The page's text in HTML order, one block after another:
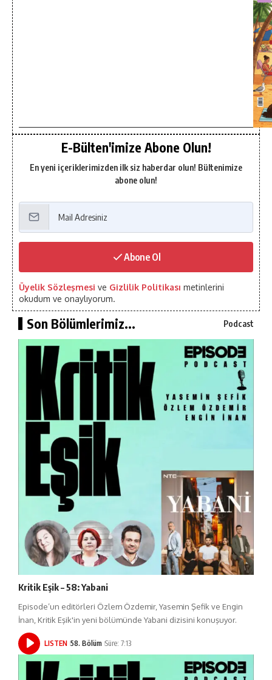
E-Bülten'imize Abone Olun!
En yeni içeriklerimizden ilk siz haberdar olun! Bültenimize
abone olun!
Abone Ol
Üyelik Sözleşmesi ve Gizlilik Politikası metinlerini
okudum ve onaylıyorum.
Son Bölümlerimiz... Podcast
Kritik Eşik – 58: Yabani
Episode’un editörleri Özlem Özdemir, Yasemin Şefik ve Engin
İnan, Kritik Eşik'in yeni bölümünde Yabani dizisini konuşuyor.
LISTEN 58. Bölüm Süre: 7:13